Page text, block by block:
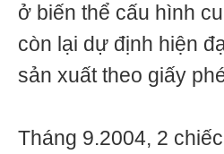
ở biến thể cấu hình
còn lại dự định hiện
sản xuất theo giấy
Tháng 9.2004, 2